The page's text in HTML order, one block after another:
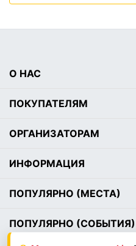
О НАС
ПОКУПАТЕЛЯМ
ОРГАНИЗАТОРАМ
ИНФОРМАЦИЯ
ПОПУЛЯРНО (МЕСТА)
ПОПУЛЯРНО (СОБЫТИЯ)